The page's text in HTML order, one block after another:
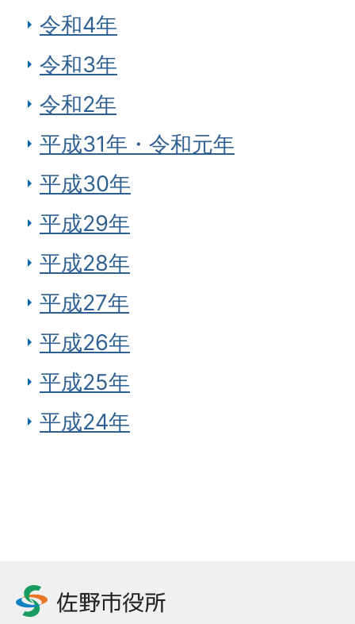
令和4年
令和3年
令和2年
平成31年・令和元年
平成30年
平成29年
平成28年
平成27年
平成26年
平成25年
平成24年